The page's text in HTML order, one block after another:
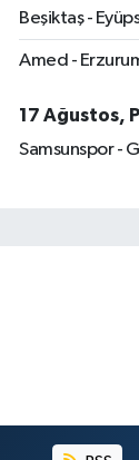
Beşiktaş -
Amed -
17 Ağustos,
Samsunspor -